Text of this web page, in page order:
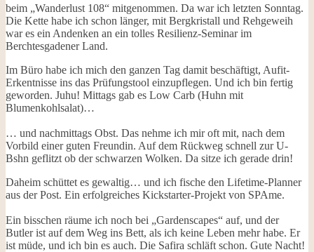
beim „Wanderlust 108“ mitgenommen. Da war ich letzten Sonntag.
Die Kette habe ich schon länger, mit Bergkristall und Rehgeweih
war es ein Andenken an ein tolles Resilienz-Seminar im
Berchtesgadener Land.
Im Büro habe ich mich den ganzen Tag damit beschäftigt, Aufit-
Erkentnisse ins das Prüfungstool einzupflegen. Und ich bin fertig
geworden. Juhu! Mittags gab es Low Carb (Huhn mit
Blumenkohlsalat)…
… und nachmittags Obst. Das nehme ich mir oft mit, nach dem
Vorbild einer guten Freundin. Auf dem Rückweg schnell zur U-
Bshn geflitzt ob der schwarzen Wolken. Da sitze ich gerade drin!
Daheim schüttet es gewaltig… und ich fische den Lifetime-Planner
aus der Post. Ein erfolgreiches Kickstarter-Projekt von SPAme.
Ein bisschen räume ich noch bei „Gardenscapes“ auf, und der
Butler ist auf dem Weg ins Bett, als ich keine Leben mehr habe. Er
ist müde, und ich bin es auch. Die Safira schläft schon. Gute Nacht!